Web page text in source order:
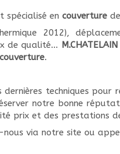
spécialisé encouverture
2012),
de qualité...
couverture.
techniques pour
notre bonne
prix et des prestations
nous via notre site ou